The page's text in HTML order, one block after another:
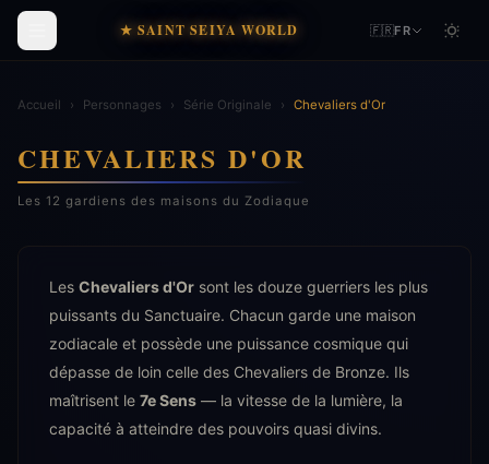
★ SAINT SEIYA WORLD 🇫🇷FR
Accueil › Personnages › Série Originale › Chevaliers d'Or
CHEVALIERS D'OR
Les 12 gardiens des maisons du Zodiaque
Les Chevaliers d'Or sont les douze guerriers les plus
puissants du Sanctuaire. Chacun garde une maison
zodiacale et possède une puissance cosmique qui
dépasse de loin celle des Chevaliers de Bronze. Ils
maîtrisent le 7e Sens — la vitesse de la lumière, la
capacité à atteindre des pouvoirs quasi divins.